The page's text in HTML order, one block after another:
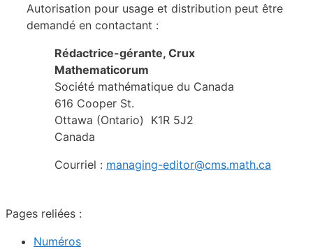
Autorisation pour usage et distribution peut être
demandé en contactant :
Rédactrice-gérante, Crux
Mathematicorum
Société mathématique du Canada
616 Cooper St.
Ottawa (Ontario) K1R 5J2
Canada
Courriel : managing-editor@cms.math.ca
Pages reliées :
Numéros